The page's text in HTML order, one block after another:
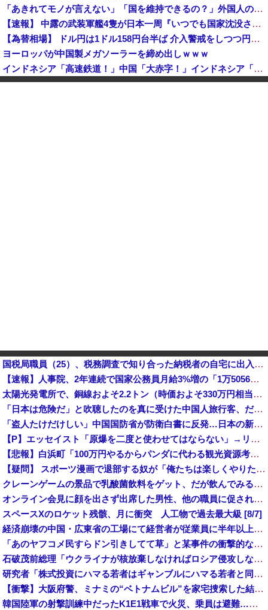
「あきれてモノが言えない」「国を維持できるの？」外国人の永住許可要件の厳格化で在日中国人の本音は？
【速報】 中露の武装軍艦4隻が日本一周『いつでも国家沈没させられるぞ』
【為替相場】 ドル円は1ドル158円台半ば 介入警戒をしつつ円売りが続行
ヨーロッパが中国製メガソーラーを締め出しｗｗｗ
インドネシア「高速鉄道！」中国「大赤字！」インドネシア「運営会社の株式購入！（負債対策」中国「はい（巨額負債」インドネシア「700km延伸計画！（実質中止」→
クビになったバイト先の店長のインスタ見つけた
国税局職員（25）、税務調査で知り合った納税者の自宅に出入りしお小遣い1億5000万円頂戴するwww
【速報】人事院、2年連続で国家公務員月給3%増の「1万5056円」引き上げ勧告 2年で6%超え他
太陽光発電所で、銅線およそ2.2トン（時価およそ330万円相当）盗んだなど、ベトナム国籍（無職）２人逮捕、盗まれた銅線の半分はすでに売却 富山で...
「日本は危険だ」と吹聴したのを真に受けた中国人旅行客、だが代替旅行先が日本ほど安全ではなかった結果……
「盗人たけだけしい」中国国防省が防衛白書に反発…日本の新型軍国主義と批判！
【P】エッセイスト「原爆を二度と使わせてはならない」→リプ「もちろん中国の核も非難する？」→即ブロック
【悲報】白浜町「100万円やるからパンダに代わる観光資源考えてくれ」
【疑問】 スポーツ漫画で退部する奴が「俺たちは楽しくやりたかったんだよ」って言い出す理由ｗｗｗｗｗ
クレーンゲームの景品で乳酸菌飲料をゲット、だが飲んでみると妙に酸っぱくて体調が悪化してしまい……
オンライン会見に顔を出さず出席した男性、他の職員に促され顔を出してみた結果ｗｗｗｗｗ
スペースXのロケット残骸、月に衝突 人工物で過去最大級 [8/7]
経済崩壊の中国・広東省の工場にて経営者が従業員に半年以上給料未払いした挙句高飛び。工場は空っぽに
「あのヤフコメ民すらドン引きしてて草」と某事件の衝撃的な公判が話題に、なんか変な力が働いてんのかってくらい……
石破茂前総理「ウクライナが核放棄しなければロシア侵攻しなかった」！
研究者「株式投資にハマる若者はギャンブルにハマる若者と同じ傾向がある」
【衝撃】大阪府警、ミナミの“ベトナムビル”を家宅捜索した結果・・・・・・
韓国陸軍の射撃訓練中だったK1E1戦車で火災、乗員は避難…エンジンルーム付近から出火！